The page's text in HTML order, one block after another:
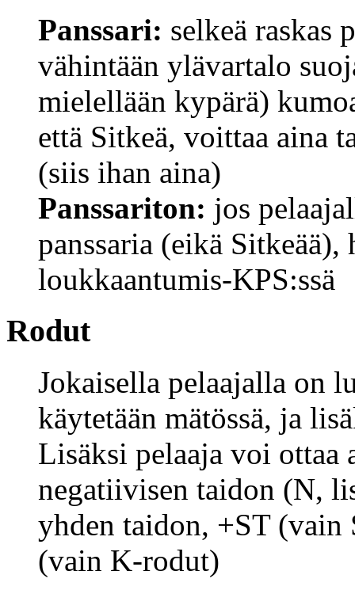
Panssari: selkeä raskas
vähintään ylävartalo
mielellään kypärä)
että Sitkeä, voittaa aina
(siis ihan aina)
Panssariton: jos
panssaria (eikä Sitkeää),
loukkaantumis-KPS:ssä
Rodut
Jokaisella pelaajalla on
käytetään mätössä, ja
Lisäksi pelaaja voi ottaa
negatiivisen taidon (N,
yhden taidon, +ST (vain
(vain K-rodut)